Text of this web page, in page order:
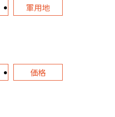
軍用地
価格